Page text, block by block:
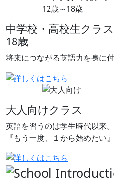
中学校・高校生クラス
18歳
将来につながる英語力を身に付
大人向けクラス
英語を習うのは学生時代以来。
『もう一度、１から始めたい